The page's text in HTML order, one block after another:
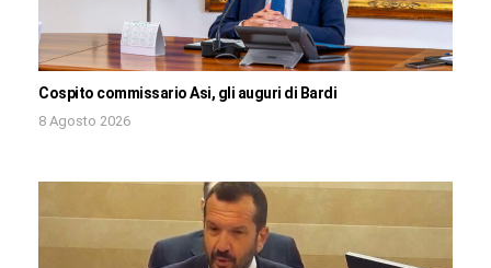
Cospito commissario Asi, gli auguri di Bardi
8 Agosto 2026